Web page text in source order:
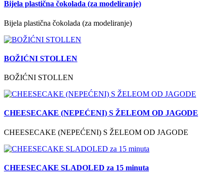
Bijela plastična čokolada (za modeliranje)
Bijela plastična čokolada (za modeliranje)
BOŽIĆNI STOLLEN
BOŽIĆNI STOLLEN
CHEESECAKE (NEPEĆENI) S ŽELEOM OD JAGODE
CHEESECAKE (NEPEĆENI) S ŽELEOM OD JAGODE
CHEESECAKE SLADOLED za 15 minuta